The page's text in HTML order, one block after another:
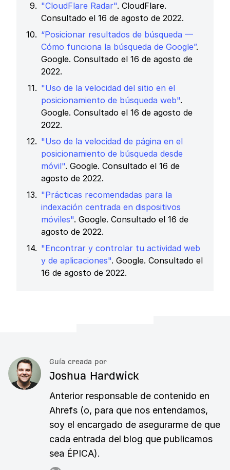
"CloudFlare Radar". CloudFlare.
Consultado el 16 de agosto de 2022.
“Posicionar resultados de búsqueda —
Cómo funciona la búsqueda de Google”.
Google. Consultado el 16 de agosto de
2022.
"Uso de la velocidad del sitio en el
posicionamiento de búsqueda web".
Google. Consultado el 16 de agosto de
2022.
"Uso de la velocidad de página en el
posicionamiento de búsqueda desde
móvil". Google. Consultado el 16 de
agosto de 2022.
"Prácticas recomendadas para la
indexación centrada en dispositivos
móviles". Google. Consultado el 16 de
agosto de 2022.
"Encontrar y controlar tu actividad web
y de aplicaciones". Google. Consultado el
16 de agosto de 2022.
Guía creada por
Joshua Hardwick
Anterior responsable de contenido en
Ahrefs (o, para que nos entendamos,
soy el encargado de asegurarme de que
cada entrada del blog que publicamos
sea ÉPICA).